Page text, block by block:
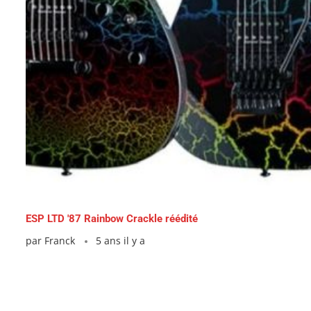
ESP LTD '87 Rainbow Crackle réédité
par Franck 5 ans il y a